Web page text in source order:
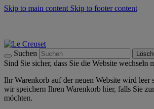
Skip to main content Skip to footer content
Suchen
Sind Sie sicher, dass Sie die Website wechseln
Ihr Warenkorb auf der neuen Website wird leer
wir speichern Ihren Warenkorb hier, falls Sie
möchten.